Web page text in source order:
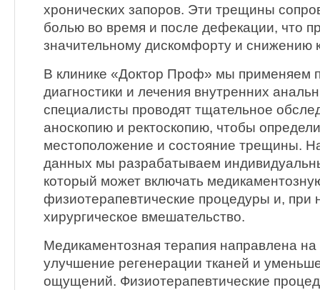
хронических запоров. Эти трещины
болью во время и после дефекации, что
значительному дискомфорту и снижению
В клинике «Доктор Проф» мы применяем
диагностики и лечения внутренних
специалисты проводят тщательное
аноскопию и ректоскопию, чтобы
местоположение и состояние трещины.
данных мы разрабатываем
который может включать
физиотерапевтические процедуры и, при
хирургическое вмешательство.
Медикаментозная терапия направлена на
улучшение регенерации тканей и
ощущений. Физиотерапевтические